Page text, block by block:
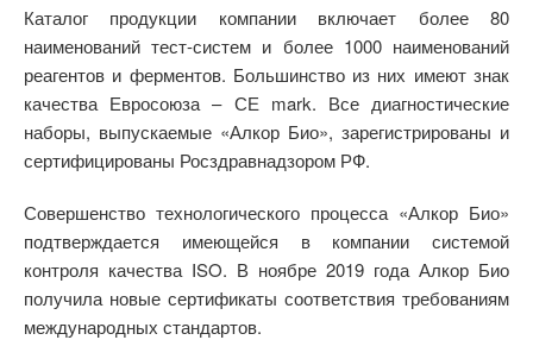
Каталог продукции компании включает более 80
наименований тест-систем и более 1000 наименований
реагентов и ферментов. Большинство из них имеют знак
качества Евросоюза – СЕ mark. Все диагностические
наборы, выпускаемые «Алкор Био», зарегистрированы и
сертифицированы Росздравнадзором РФ.
Совершенство технологического процесса «Алкор Био»
подтверждается имеющейся в компании системой
контроля качества ISO. В ноябре 2019 года Алкор Био
получила новые сертификаты соответствия требованиям
международных стандартов.